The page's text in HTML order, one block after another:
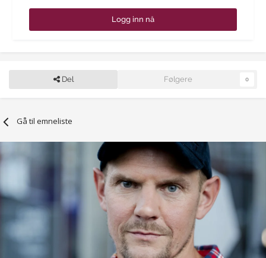
Logg inn nå
Del Følgere 0
Gå til emneliste